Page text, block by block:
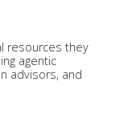
resources they
agentic
advisors, and